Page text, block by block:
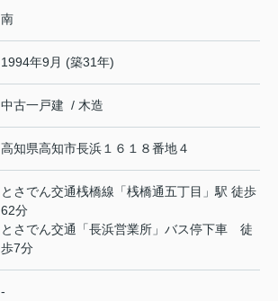
南
1994年9月 (築31年)
中古一戸建 / 木造
高知県高知市長浜 １６１８番地４
とさでん交通桟橋線 「桟橋通五丁目 」駅 徒歩
62分
とさでん交通「長浜営業所」バス停下車 徒
歩7分
-